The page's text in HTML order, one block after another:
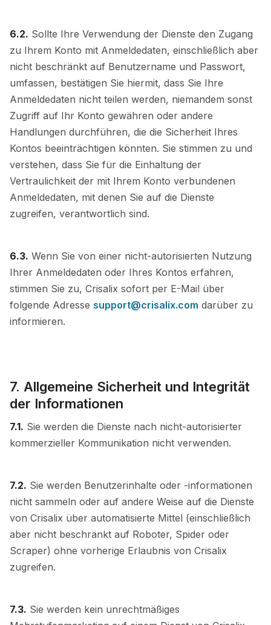
6.2. Sollte Ihre Verwendung der Dienste den Zugang
zu Ihrem Konto mit Anmeldedaten, einschließlich aber
nicht beschränkt auf Benutzername und Passwort,
umfassen, bestätigen Sie hiermit, dass Sie Ihre
Anmeldedaten nicht teilen werden, niemandem sonst
Zugriff auf Ihr Konto gewähren oder andere
Handlungen durchführen, die die Sicherheit Ihres
Kontos beeinträchtigen könnten. Sie stimmen zu und
verstehen, dass Sie für die Einhaltung der
Vertraulichkeit der mit Ihrem Konto verbundenen
Anmeldedaten, mit denen Sie auf die Dienste
zugreifen, verantwortlich sind.
6.3. Wenn Sie von einer nicht-autorisierten Nutzung
Ihrer Anmeldedaten oder Ihres Kontos erfahren,
stimmen Sie zu, Crisalix sofort per E-Mail über
folgende Adresse support@crisalix.com darüber zu
informieren.
7. Allgemeine Sicherheit und Integrität
der Informationen
7.1. Sie werden die Dienste nach nicht-autorisierter
kommerzieller Kommunikation nicht verwenden.
7.2. Sie werden Benutzerinhalte oder -informationen
nicht sammeln oder auf andere Weise auf die Dienste
von Crisalix über automatisierte Mittel (einschließlich
aber nicht beschränkt auf Roboter, Spider oder
Scraper) ohne vorherige Erlaubnis von Crisalix
zugreifen.
7.3. Sie werden kein unrechtmäßiges